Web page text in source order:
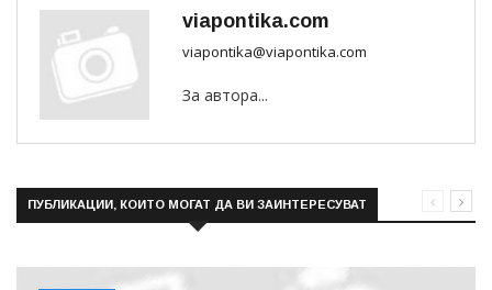
viapontika.com
viapontika@viapontika.com
За автора...
ПУБЛИКАЦИИ, КОИТО МОГАТ ДА ВИ ЗАИНТЕРЕСУВАТ